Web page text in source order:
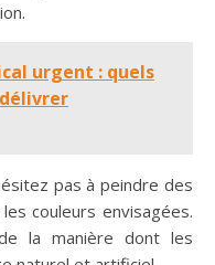
urgent : quels
pas à peindre des
couleurs envisagées.
la manière dont les